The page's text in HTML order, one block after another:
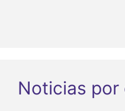
Noticias por